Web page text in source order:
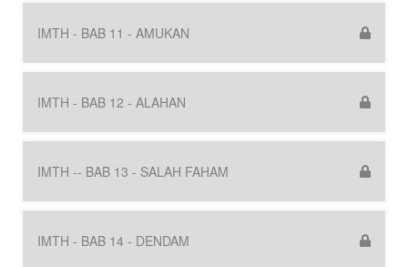
IMTH - BAB 11 - AMUKAN
IMTH - BAB 12 - ALAHAN
IMTH -- BAB 13 - SALAH FAHAM
IMTH - BAB 14 - DENDAM